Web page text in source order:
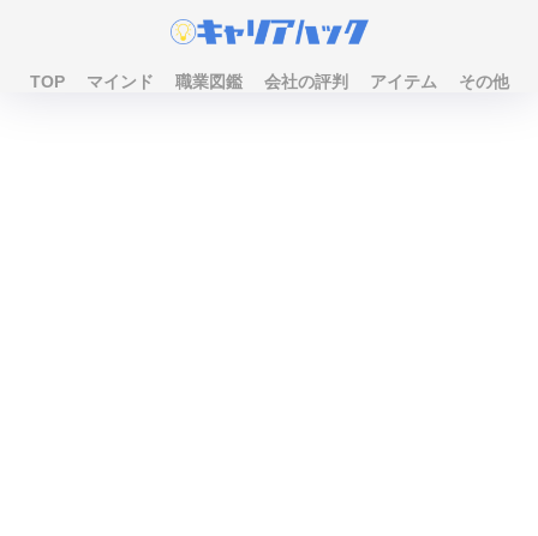
TOP マインド 職業図鑑 会社の評判 アイテム その他